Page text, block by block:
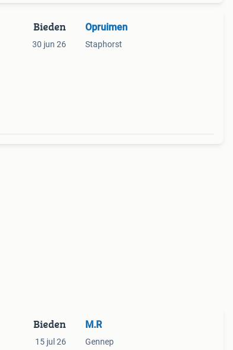
Bieden
30 jun 26
Opruimen
Staphorst
Bieden
15 jul 26
M.R
Gennep